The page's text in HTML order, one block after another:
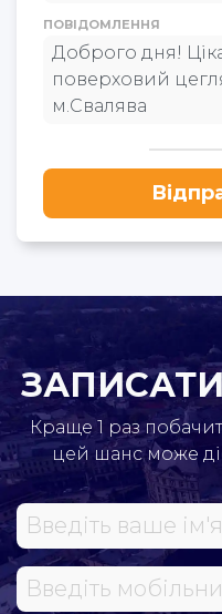
ПОВІДОМЛЕННЯ
Краще 1 раз
цей шанс може